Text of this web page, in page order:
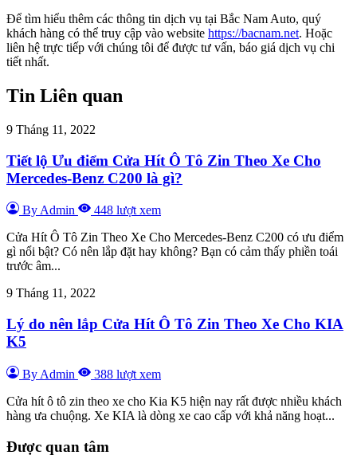
Để tìm hiểu thêm các thông tin dịch vụ tại Bắc Nam Auto, quý
khách hàng có thể truy cập vào website https://bacnam.net. Hoặc
liên hệ trực tiếp với chúng tôi để được tư vấn, báo giá dịch vụ chi
tiết nhất.
Tin Liên quan
9 Tháng 11, 2022
Tiết lộ Ưu điểm Cửa Hít Ô Tô Zin Theo Xe Cho
Mercedes-Benz C200 là gì?
By Admin
448 lượt xem
Cửa Hít Ô Tô Zin Theo Xe Cho Mercedes-Benz C200 có ưu điểm
gì nổi bật? Có nên lắp đặt hay không? Bạn có cảm thấy phiền toái
trước âm...
9 Tháng 11, 2022
Lý do nên lắp Cửa Hít Ô Tô Zin Theo Xe Cho KIA
K5
By Admin
388 lượt xem
Cửa hít ô tô zin theo xe cho Kia K5 hiện nay rất được nhiều khách
hàng ưa chuộng. Xe KIA là dòng xe cao cấp với khả năng hoạt...
Được quan tâm